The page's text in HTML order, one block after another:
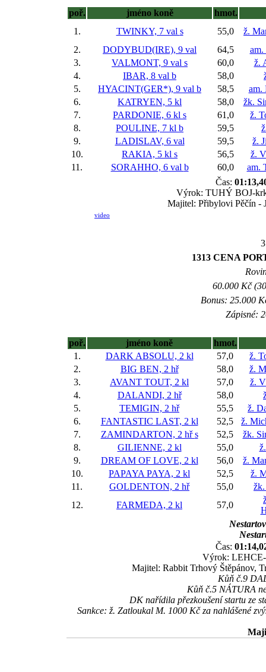
poř. jméno koně
hmot.
1.
TWINKY, 7 val s 55,0
ž.
2.
DODYBUD(IRE), 9 val 64,5
am.
3.
VALMONT, 9 val s 60,0
ž.
4.
IBAR, 8 val b 58,0
5.
HYACINT(GER*), 9 val b 58,5
am.
6.
KATRYEN, 5 kl 58,0
žk.
7.
PARDONIE, 6 kl s 61,0
ž.
8.
POULINE, 7 kl b 59,5
9.
LADISLAV, 6 val 59,5
ž.
10.
RAKIA, 5 kl s 56,5
ž.
11.
SORAHHO, 6 val b 60,0
am.
Čas:
Výrok: TUHÝ BOJ-
Majitel: Přibylovi Pěčín -
video
1313 CENA
60.000 Kč
Bonus: 25.000
Zápisné:
poř. jméno koně
hmot.
1.
DARK ABSOLU, 2 kl 57,0
ž.
2.
BIG BEN, 2 hř 58,0
ž.
3.
AVANT TOUT, 2 kl 57,0
ž.
4.
DALANDI, 2 hř 58,0
5.
TEMIGIN, 2 hř 55,5
ž.
6.
FANTASTIC LAST, 2 kl 52,5
ž.
7.
ZAMINDARTON, 2 hřs 52,5
žk.
8.
GILIENNE, 2 kl 55,0
9.
DREAM OF LOVE, 2 kl 56,0
ž.
10.
PAPAYA PAYA, 2 kl 52,5
ž.
11.
GOLDENTON, 2 hř 55,0
12.
FARMEDA, 2 kl 57,0
Čas:
Výrok: LEHCE-
Majitel: Rabbit Trhový Štěpánov,
Kůň č.9
Kůň č.5 NÁTURA
DK nařídila přezkoušení startu ze
Sankce: ž. Zatloukal M. 1000 Kč za nahlášené